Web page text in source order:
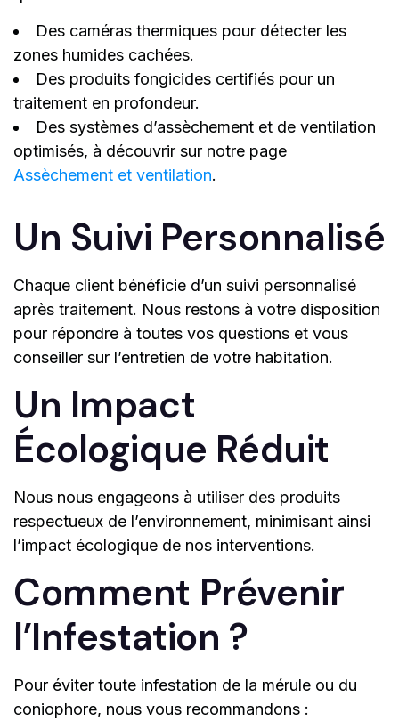
Des caméras thermiques pour détecter les
zones humides cachées.
Des produits fongicides certifiés pour un
traitement en profondeur.
Des systèmes d’assèchement et de ventilation
optimisés, à découvrir sur notre page
Assèchement et ventilation.
Un Suivi Personnalisé
Chaque client bénéficie d’un suivi personnalisé
après traitement. Nous restons à votre disposition
pour répondre à toutes vos questions et vous
conseiller sur l’entretien de votre habitation.
Un Impact
Écologique Réduit
Nous nous engageons à utiliser des produits
respectueux de l’environnement, minimisant ainsi
l’impact écologique de nos interventions.
Comment Prévenir
l’Infestation ?
Pour éviter toute infestation de la mérule ou du
coniophore, nous vous recommandons :